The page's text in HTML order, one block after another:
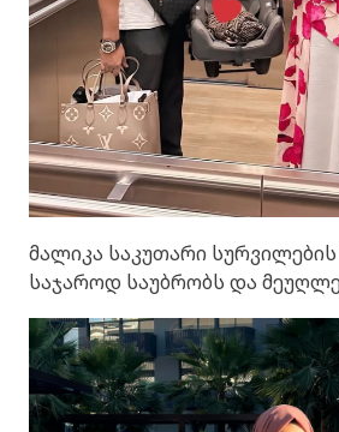
მალიკა საკუთარი სურვილების
საჯაროდ საუბრობს და